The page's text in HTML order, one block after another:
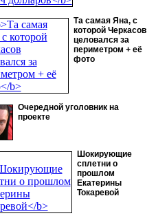
Та самая Яна, с
которой Черкасов
целовался за
периметром + её
фото
Очередной уголовник на
проекте
Шокирующие
сплетни о
прошлом
Екатерины
Токаревой